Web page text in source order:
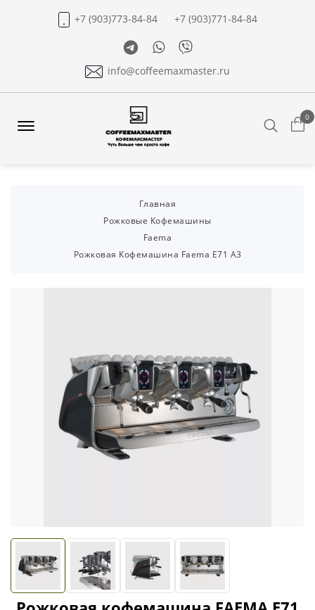
+7 (903)773-84-84
+7 (903)771-84-84
TelegramWhatsapp
Viber
info@coffeemaxmaster.ru
0
Главная
Рожковые Кофемашины
Faema
Рожковая Кофемашина Faema E71 A3